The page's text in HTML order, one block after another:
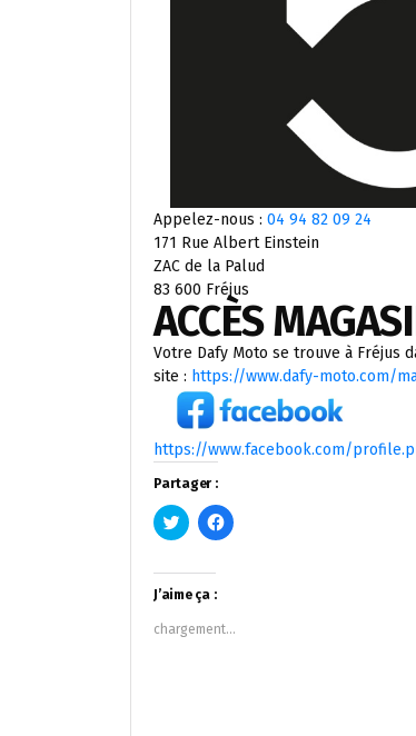
Appelez-nous : 04 94 82 09 24
171 Rue Albert Einstein
ZAC de la Palud
83 600 Fréjus
ACCÈS
Votre Dafy Moto se trouve à Fréjus
site : https://www.dafy-moto.com/
https://www.facebook.com/
Partager :
Cliquez
pour
Twitter(ouvre
dans
une
nouvelle
fenêtre)
Cliquez
pour
fenêtre)
J’aime ça :
chargement…